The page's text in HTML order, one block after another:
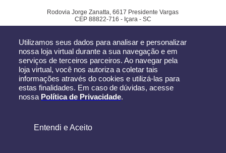
Utilizamos seus dados para analisar e personalizar
nossa loja virtual durante a sua navegação e em
serviços de terceiros parceiros. Ao navegar pela
loja virtual, você nos autoriza a coletar tais
informações através do cookies e utilizá-las para
estas finalidades. Em caso de dúvidas, acesse
nossa Política de Privacidade.
Entendi e Aceito
Rodovia Jorge Zanatta, 6617 Presidente Vargas
CEP 88822-716 - Içara - SC
Todos os direitos reservados-Canfer-2026